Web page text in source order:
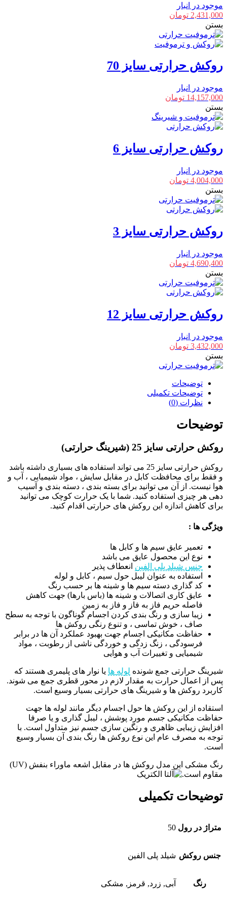
موجود در انبار
2,431,000 تومان
بستن
روکش حرارتی سایز 70
موجود در انبار
14,157,000 تومان
بستن
روکش حرارتی سایز 6
موجود در انبار
4,004,000 تومان
بستن
روکش حرارتی سایز 3
موجود در انبار
4,690,400 تومان
بستن
روکش حرارتی سایز 12
موجود در انبار
3,432,000 تومان
بستن
توضیحات
توضیحات تکمیلی
نظرات (0)
توضیحات
روکش حرارتی سایز 25 (شیرینگ حرارتی)
روکش حرارتی سایز 25 می تواند استفاده های بسیاری داشته باشد
و فقط برای محافظت کابل در مقابل سایش ، مواد شیمیایی ، آب و
هوا نیست. از آن می توانید برای بسته بندی ، دسته بندی و آسیب
دهی هر چیزی استفاده کنید. شما با یک حرارت کوچک می توانید
برای کاهش اندازه این روکش های حرارتی اقدام کنید.
ویژگی ها :
تعمیر عایق سیم ها و کابل ها
نوع این محصول عایق می باشد
جنس شیلد پلی الفین انعطاف پذیر
استفاده به عنوان لیبل حول سیم ، کابل و لوله
کد گذاری دسته سیم ها و شینه ها بر حسب رنگ
عایق کاری اتصالات و شینه ها (باس بارها) جهت کاهش
فاصله حریم فاز به فاز و فاز به زمین
زیبا سازی و رنگ بندی کردن اجسام گوناگون با توجه به سطح
صاف ، خوش تماسی ، و تنوع رنگی روکش ها
حفاظت مکانیکی اجسام جهت بهبود عملکرد آن ها در برابر
فرسودگی ، زنگ زدگی و خوردگی ناشی از رطوبت ، مواد
شیمیایی و تغییرات آب و هوایی
شیرینگ حرارتی جمع شونده لوله ها یا نوار های پلیمری هستند که
پس از اعمال حرارت به مقدار لازم در محور قطری جمع می شوند.
کاربرد روکش ها و شیرینگ های حرارتی بسیار وسیع است.
استقاده از این روکش ها حول اجسام دیگر مانند لوله ها جهت
حفاظت مکانیکی جسم مورد پوشش ، لیبل گذاری و یا صرفا
افزایش زیبایی ظاهری و رنگین سازی جسم نیز متداول است. با
توجه به مصرف عام این نوع روکش ها رنگ بندی آن بسیار وسیع
است.
رنگ مشکی این مدل روکش ها در مقابل اشعه ماوراء بنفش (UV)
مقاوم است.
توضیحات تکمیلی
متراژ در رول 50
جنس روکش شیلد پلی الفین
رنگ آبی, زرد, قرمز, مشکی